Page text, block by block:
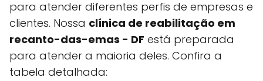
para atender diferentes perfis de empresas e
clientes. Nossa clínica de reabilitação em
recanto-das-emas - DF está preparada
para atender a maioria deles. Confira a
tabela detalhada: